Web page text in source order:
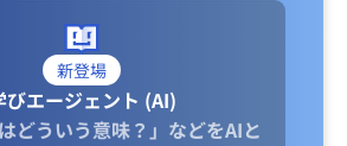
新登場
びエージェント (AI)
どういう意味？」などをAIと